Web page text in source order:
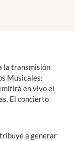
la transmisión
Musicales:
en vivo el
El concierto
a generar